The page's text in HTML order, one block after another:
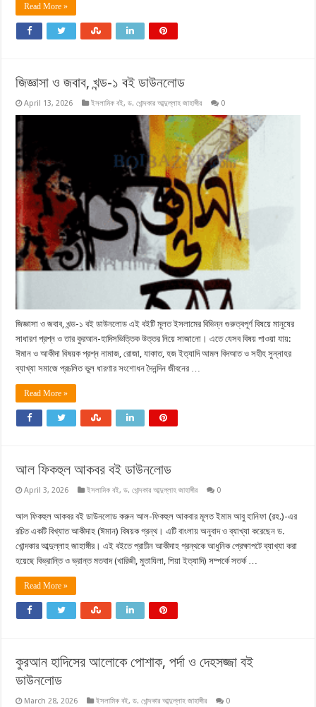
Read More »
জিজ্ঞাসা ও জবাব, খন্ড-১ বই ডাউনলোড
April 13, 2026 ইসলামিক বই,ড. খোন্দকার আব্দুল্লাহ জাহাঙ্গীর 0
জিজ্ঞাসা ও জবাব, খন্ড-১ বই ডাউনলোড এই বইটি মূলত ইসলামের বিভিন্ন গুরুত্বপূর্ণ বিষয়ে মানুষের
সাধারণ প্রশ্ন ও তার কুরআন-হাদিসভিত্তিক উত্তর নিয়ে সাজানো। এতে যেসব বিষয় পাওয়া যায়:
ঈমান ও আকীদা বিষয়ক প্রশ্ন নামাজ, রোজা, যাকাত, হজ ইত্যাদি আমল বিদআত ও সহীহ সুন্নাহর
ব্যাখ্যা সমাজে প্রচলিত ভুল ধারণার সংশোধন দৈনন্দিন জীবনের …
Read More »
আল ফিকহুল আকবর বই ডাউনলোড
April 3, 2026 ইসলামিক বই,ড. খোন্দকার আব্দুল্লাহ জাহাঙ্গীর 0
আল ফিকহুল আকবর বই ডাউনলোড করুন আল-ফিকহুল আকবার মূলত ইমাম আবু হানিফা (রহ.)-এর
রচিত একটি বিখ্যাত আকীদাহ (ঈমান) বিষয়ক গ্রন্থ। এটি বাংলায় অনুবাদ ও ব্যাখ্যা করেছেন ড.
খোন্দকার আব্দুল্লাহ জাহাঙ্গীর। এই বইতে প্রাচীন আকীদাহ গ্রন্থকে আধুনিক প্রেক্ষাপটে ব্যাখ্যা করা
হয়েছে বিভ্রান্তি ও ভ্রান্ত মতবাদ (খারিজী, মুতাযিলা, শিয়া ইত্যাদি) সম্পর্কে সতর্ক …
Read More »
কুরআন হাদিসের আলোকে পোশাক, পর্দা ও দেহসজ্জা বই
ডাউনলোড
March 28, 2026 ইসলামিক বই,ড. খোন্দকার আব্দুল্লাহ জাহাঙ্গীর 0